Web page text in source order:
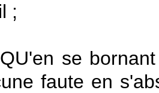
;
se
faute en